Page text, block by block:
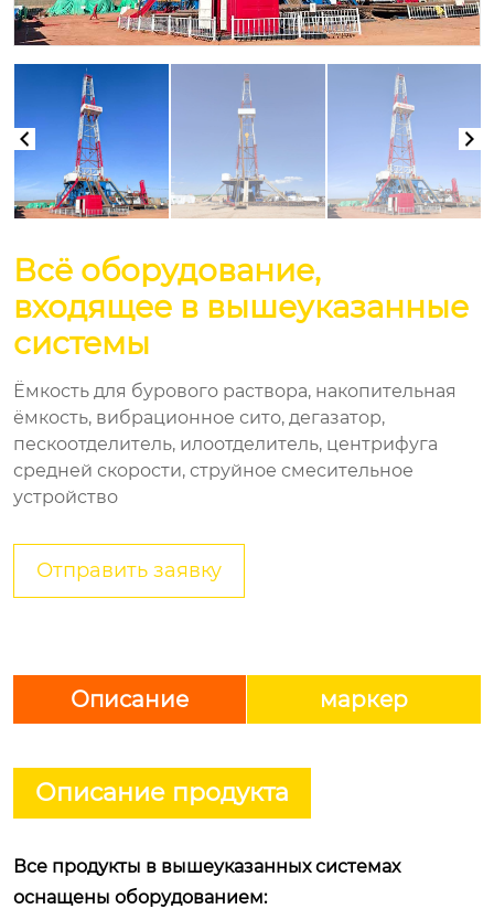
Всё оборудование,
входящее в вышеуказанные
системы
Ёмкость для бурового раствора, накопительная
ёмкость, вибрационное сито, дегазатор,
пескоотделитель, илоотделитель, центрифуга
средней скорости, струйное смесительное
устройство
Отправить заявку
Описание маркер
Описание продукта
Все продукты в вышеуказанных системах
оснащены оборудованием: